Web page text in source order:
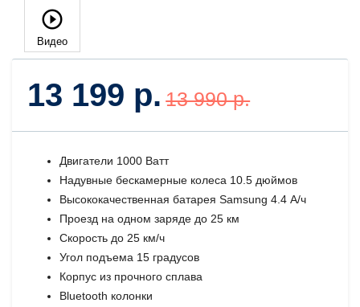
Видео
13 199 р. 13 990 р.
Двигатели 1000 Ватт
Надувные бескамерные колеса 10.5 дюймов
Высококачественная батарея Samsung 4.4 А/ч
Проезд на одном заряде до 25 км
Скорость до 25 км/ч
Угол подъема 15 градусов
Корпус из прочного сплава
Bluetooth колонки